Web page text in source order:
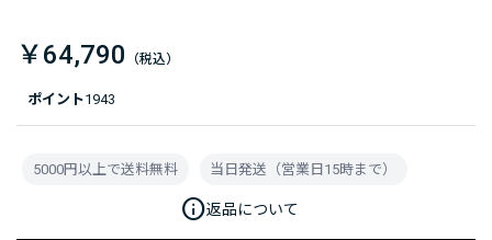
ポイント1943
￥64,790
5000円以上で送料無料 当日発送（営業日15時まで）
info返品について